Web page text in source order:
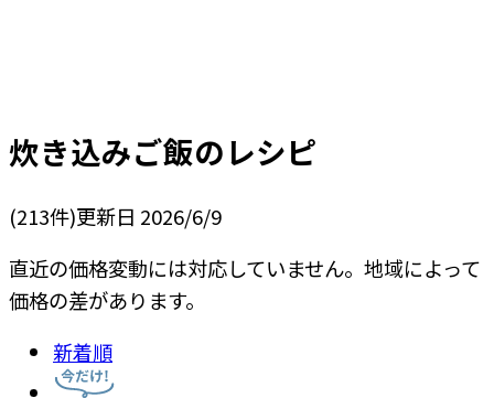
炊き込みご飯のレシピ
(213件)更新日 2026/6/9
直近の価格変動には対応していません。地域によって
価格の差があります。
新着順